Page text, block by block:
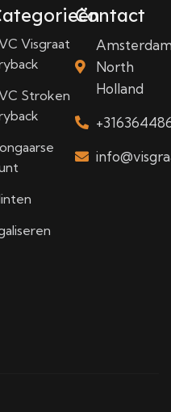
Visgraat
Stroken
Contact
North
Holland